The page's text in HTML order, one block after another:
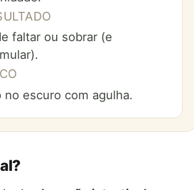
faltar ou sobrar (e
no escuro com agulha.